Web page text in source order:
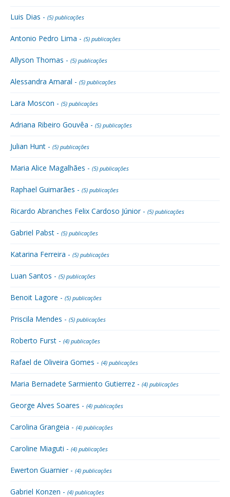
Luis Dias - (5) publicações
Antonio Pedro Lima - (5) publicações
Allyson Thomas - (5) publicações
Alessandra Amaral - (5) publicações
Lara Moscon - (5) publicações
Adriana Ribeiro Gouvêa - (5) publicações
Julian Hunt - (5) publicações
Maria Alice Magalhães - (5) publicações
Raphael Guimarães - (5) publicações
Ricardo Abranches Felix Cardoso Júnior - (5) publicações
Gabriel Pabst - (5) publicações
Katarina Ferreira - (5) publicações
Luan Santos - (5) publicações
Benoit Lagore - (5) publicações
Priscila Mendes - (5) publicações
Roberto Furst - (4) publicações
Rafael de Oliveira Gomes - (4) publicações
Maria Bernadete Sarmiento Gutierrez - (4) publicações
George Alves Soares - (4) publicações
Carolina Grangeia - (4) publicações
Caroline Miaguti - (4) publicações
Ewerton Guarnier - (4) publicações
Gabriel Konzen - (4) publicações